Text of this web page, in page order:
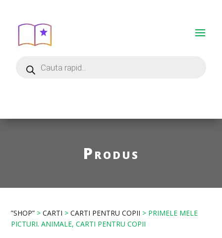
Produs
”SHOP” >CARTI >CARTI PENTRU COPII > PRIMELE MELE
PICTURI. ANIMALE, CARTI PENTRU COPII